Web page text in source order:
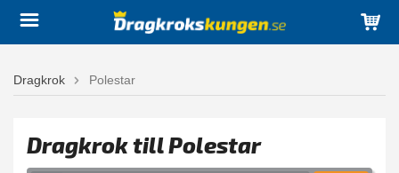
Dragkrok Polestar
Dragkrok till Polestar